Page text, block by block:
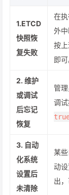
1.ETCD
快照恢
复失败
在
外
按
即可
2. 维护
或调试
后忘记
恢复
管
调
3. 自动
化系统
设置后
未清除
某
动
出